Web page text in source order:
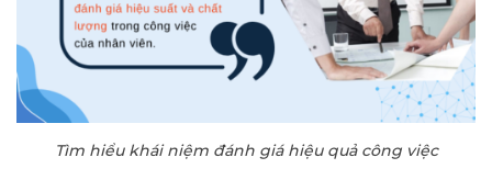
Tìm hiểu khái niệm đánh giá hiệu quả công việc